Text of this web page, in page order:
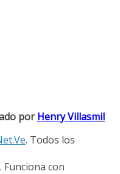
porHenry Villasmil
. Todos los
con